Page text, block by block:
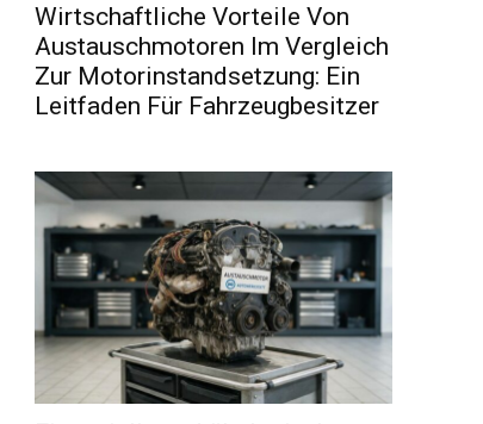
Wirtschaftliche Vorteile Von
Austauschmotoren Im Vergleich
Zur Motorinstandsetzung: Ein
Leitfaden Für Fahrzeugbesitzer